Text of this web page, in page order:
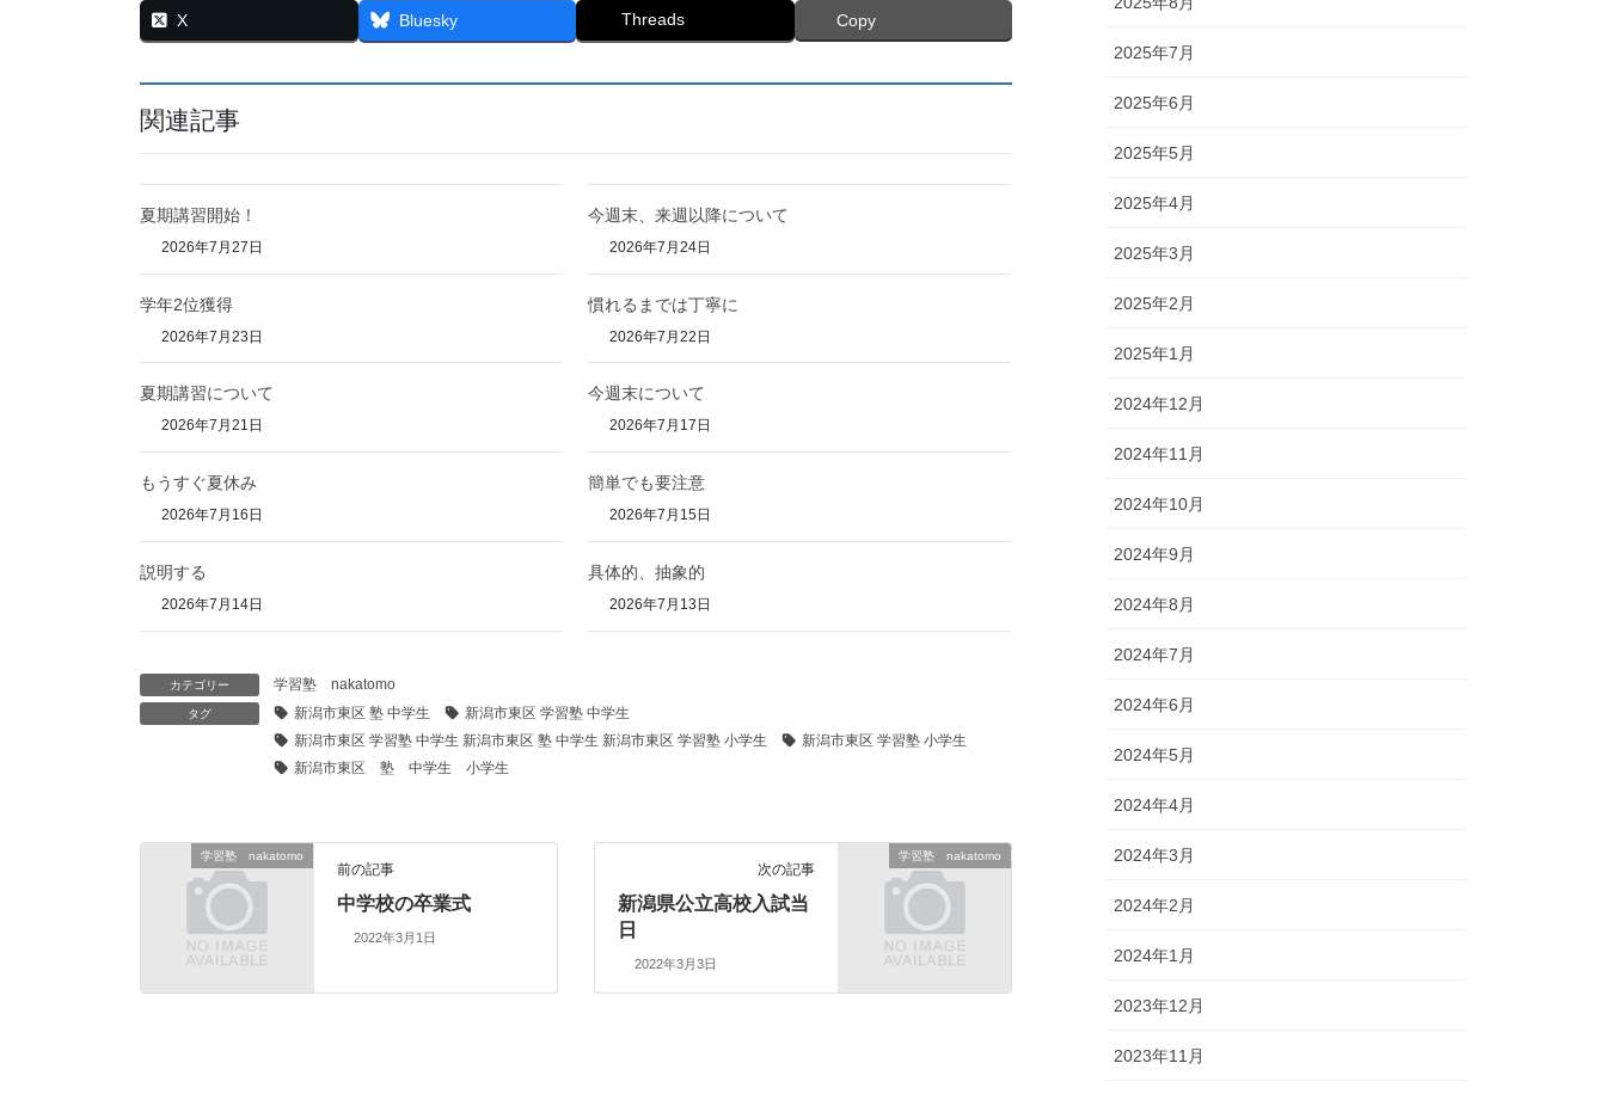
X Bluesky Threads Copy
関連記事
夏期講習開始！
2026年7月27日
今週末、来週以降について
2026年7月24日
学年2位獲得
2026年7月23日
慣れるまでは丁寧に
2026年7月22日
夏期講習について
2026年7月21日
今週末について
2026年7月17日
もうすぐ夏休み
2026年7月16日
簡単でも要注意
2026年7月15日
説明する
2026年7月14日
具体的、抽象的
2026年7月13日
カテゴリー 学習塾 nakatomo
タグ 新潟市東区 塾 中学生
新潟市東区 学習塾 中学生
新潟市東区 学習塾 中学生 新潟市東区 塾 中学生 新潟市東区 学習塾 小学生
新潟市東区 学習塾 小学生
新潟市東区 塾 中学生 小学生
学習塾 nakatomo
前の記事
中学校の卒業式
2022年3月1日
学習塾 nakatomo
次の記事
新潟県公立高校入試当
日
2022年3月3日
2025年7月
2025年6月
2025年5月
2025年4月
2025年3月
2025年2月
2025年1月
2024年12月
2024年11月
2024年10月
2024年9月
2024年8月
2024年7月
2024年6月
2024年5月
2024年4月
2024年3月
2024年2月
2024年1月
2023年12月
2023年11月